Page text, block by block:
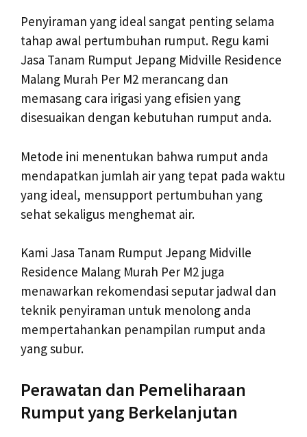
Penyiraman yang ideal sangat penting selama
tahap awal pertumbuhan rumput. Regu kami
Jasa Tanam Rumput Jepang Midville Residence
Malang Murah Per M2 merancang dan
memasang cara irigasi yang efisien yang
disesuaikan dengan kebutuhan rumput anda.
Metode ini menentukan bahwa rumput anda
mendapatkan jumlah air yang tepat pada waktu
yang ideal, mensupport pertumbuhan yang
sehat sekaligus menghemat air.
Kami Jasa Tanam Rumput Jepang Midville
Residence Malang Murah Per M2 juga
menawarkan rekomendasi seputar jadwal dan
teknik penyiraman untuk menolong anda
mempertahankan penampilan rumput anda
yang subur.
Perawatan dan Pemeliharaan
Rumput yang Berkelanjutan